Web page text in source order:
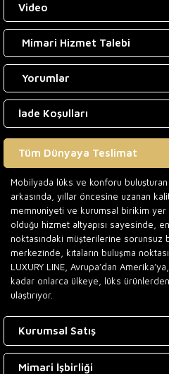
Video
Mimari Hizmet Talebi
Yorumlar
İade Koşulları
Tüm Dünyaya Teslimat
Mobilyada lüks ve konforu buluşturan
arkasında, yıllar öncesine uzanan
memnuniyeti ve kurumsal birikim yer
olduğu hizmet altyapısı sayesinde, en
noktasındaki müşterilerine sorunsuz
merkezinde, kıtaların buluşma
LUXURY LINE, Avrupa’dan
kadar onlarca ülkeye, lüks
ulaştırıyor.
Kurumsal Satış
Mimari İşbirliği